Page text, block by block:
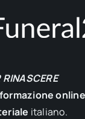
online
italiano.